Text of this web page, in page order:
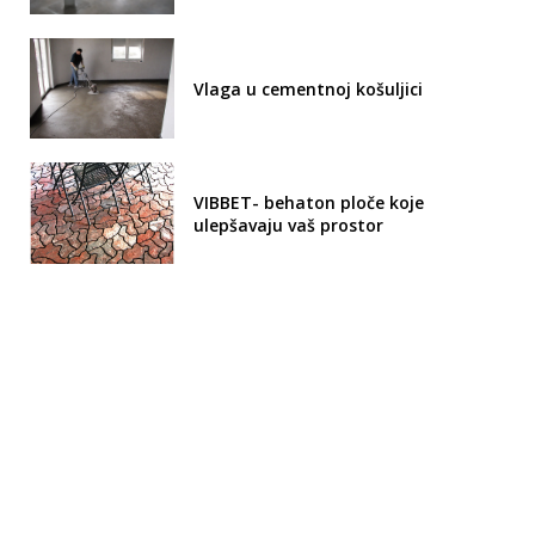
Vlaga u cementnoj košuljici
VIBBET- behaton ploče koje
ulepšavaju vaš prostor